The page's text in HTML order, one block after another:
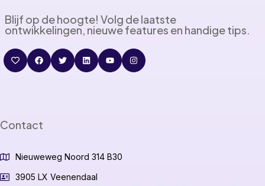
Blijf op de hoogte! Volg de laatste
ontwikkelingen, nieuwe features en handige tips.
Contact
Nieuweweg Noord 314 B30
3905 LX Veenendaal